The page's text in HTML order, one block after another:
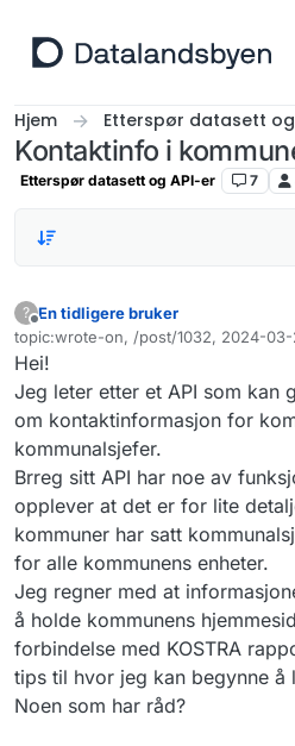
Hjem Etterspør datasett
Kontaktinfo i
Etterspør datasett og API-er 7
?
Frakoblet
En tidligere bruker
topic:wrote-on, /post/1032, 2024-03-
Sist endret av
Hei!
Jeg leter etter et API som kan
om kontaktinformasjon for
kommunalsjefer.
Brreg sitt API har noe av
opplever at det er for lite
kommuner har satt
for alle kommunens enheter.
Jeg regner med at
å holde kommunens
forbindelse med KOSTRA
tips til hvor jeg kan begynne å
Noen som har råd?